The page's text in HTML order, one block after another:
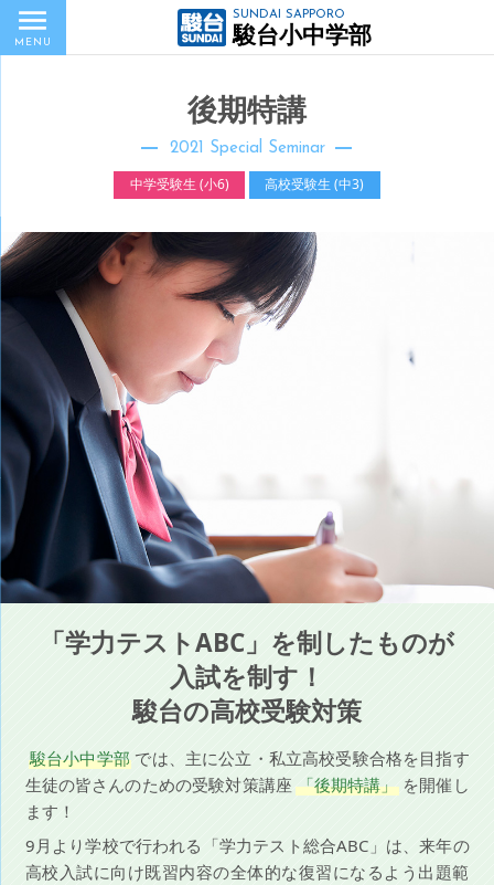
後期特講
2021 Special Seminar
中学受験生 (小6) 高校受験生 (中3)
「学力テストABC」を制したものが
入試を制す！
駿台の高校受験対策
駿台小中学部 では、主に公立・私立高校受験合格を目指す
生徒の皆さんのための受験対策講座 「後期特講」 を開催し
ます！
9月より学校で行われる「学力テスト総合ABC」は、来年の
高校入試に向け既習内容の全体的な復習になるよう出題範
SUNDAI SAPPORO
駿台小中学部
MENU